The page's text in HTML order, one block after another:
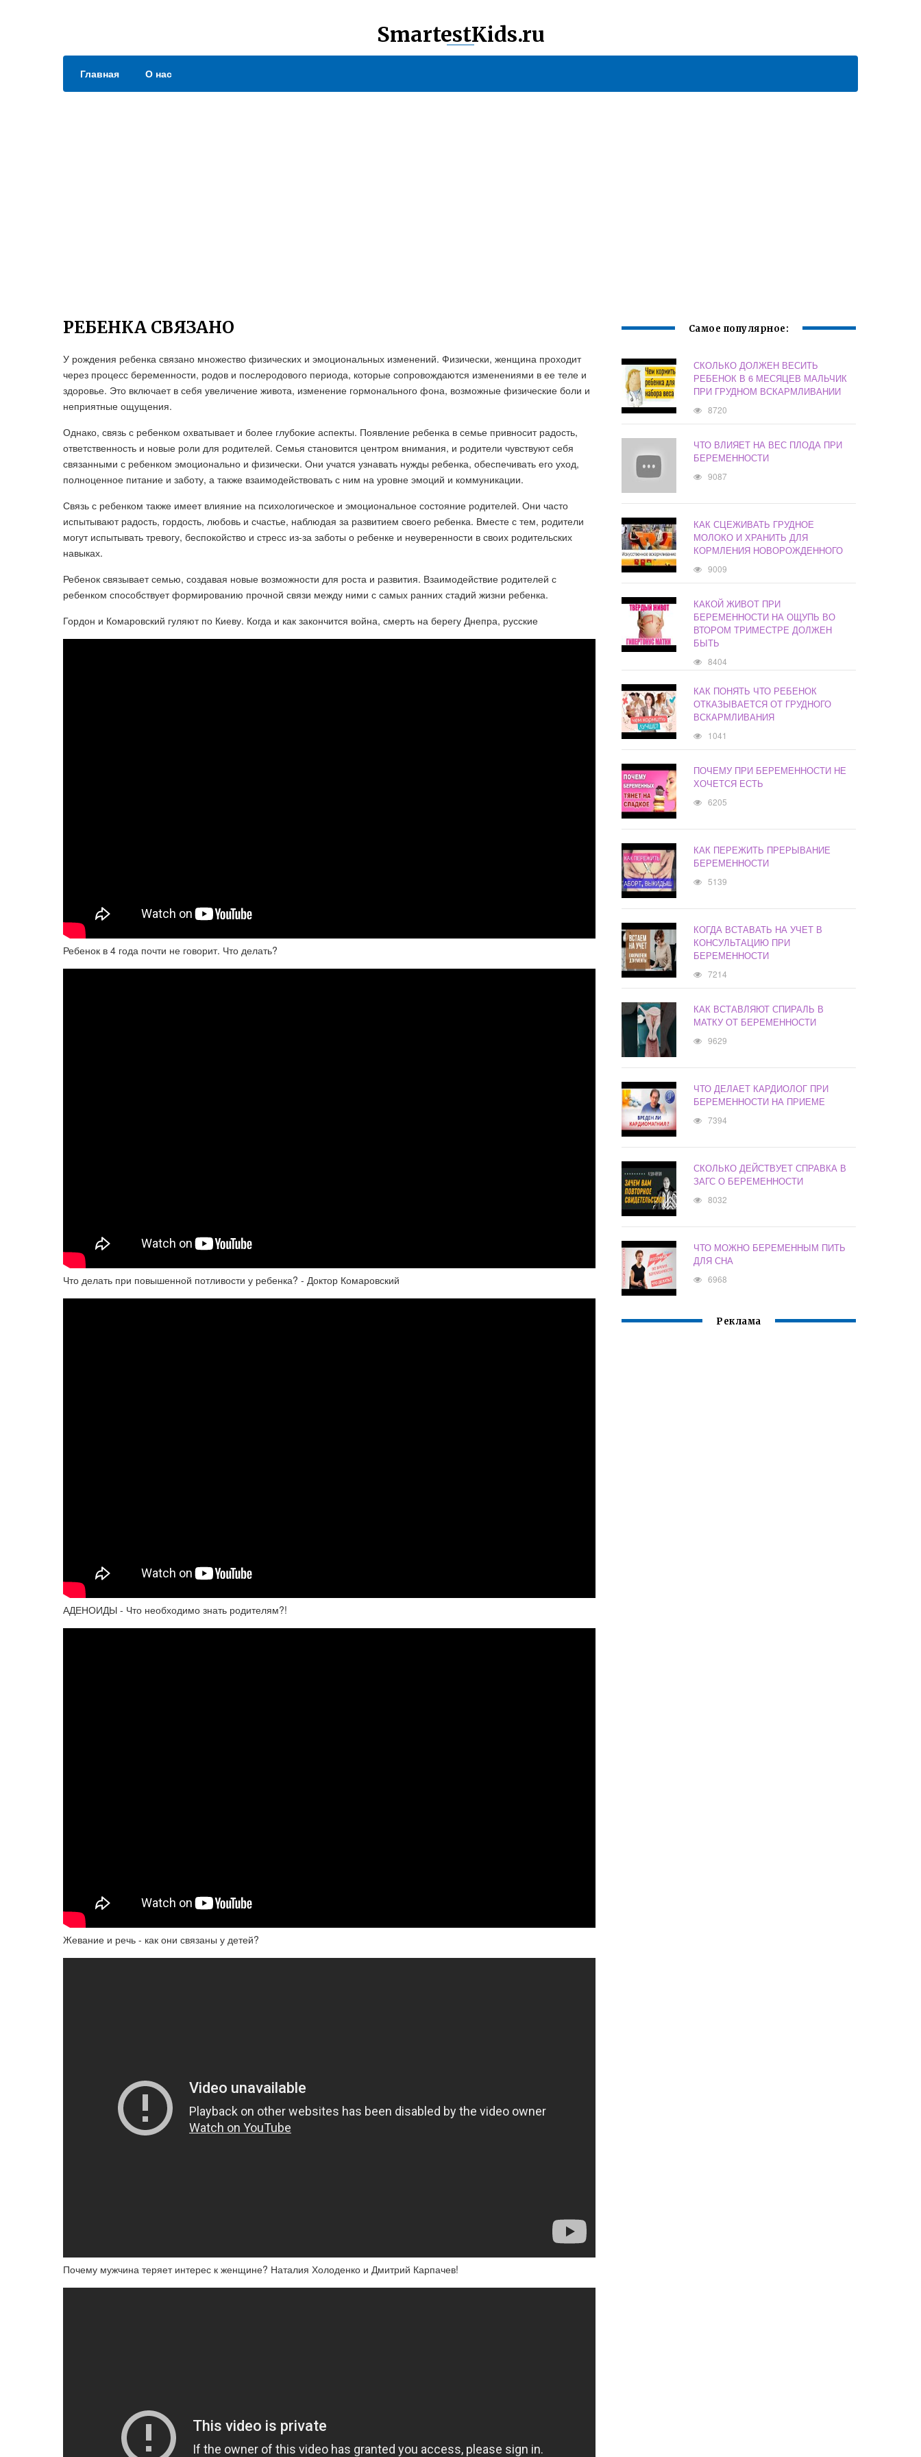
SmartestKids.ru
Главная О нас
РЕБЕНКА СВЯЗАНО
У рождения ребенка связано множество физических и эмоциональных изменений. Физически, женщина проходит
через процесс беременности, родов и послеродового периода, которые сопровождаются изменениями в ее теле и
здоровье. Это включает в себя увеличение живота, изменение гормонального фона, возможные физические боли и
неприятные ощущения.
Однако, связь с ребенком охватывает и более глубокие аспекты. Появление ребенка в семье привносит радость,
ответственность и новые роли для родителей. Семья становится центром внимания, и родители чувствуют себя
связанными с ребенком эмоционально и физически. Они учатся узнавать нужды ребенка, обеспечивать его уход,
полноценное питание и заботу, а также взаимодействовать с ним на уровне эмоций и коммуникации.
Связь с ребенком также имеет влияние на психологическое и эмоциональное состояние родителей. Они часто
испытывают радость, гордость, любовь и счастье, наблюдая за развитием своего ребенка. Вместе с тем, родители
могут испытывать тревогу, беспокойство и стресс из-за заботы о ребенке и неуверенности в своих родительских
навыках.
Ребенок связывает семью, создавая новые возможности для роста и развития. Взаимодействие родителей с
ребенком способствует формированию прочной связи между ними с самых ранних стадий жизни ребенка.
Гордон и Комаровский гуляют по Киеву. Когда и как закончится война, смерть на берегу Днепра, русские
Ребенок в 4 года почти не говорит. Что делать?
Что делать при повышенной потливости у ребенка? - Доктор Комаровский
АДЕНОИДЫ - Что необходимо знать родителям?!
Жевание и речь - как они связаны у детей?
Почему мужчина теряет интерес к женщине? Наталия Холоденко и Дмитрий Карпачев!
Самое популярное:
СКОЛЬКО ДОЛЖЕН ВЕСИТЬ
РЕБЕНОК В 6 МЕСЯЦЕВ МАЛЬЧИК
ПРИ ГРУДНОМ ВСКАРМЛИВАНИИ
8720
ЧТО ВЛИЯЕТ НА ВЕС ПЛОДА ПРИ
БЕРЕМЕННОСТИ
9087
КАК СЦЕЖИВАТЬ ГРУДНОЕ
МОЛОКО И ХРАНИТЬ ДЛЯ
КОРМЛЕНИЯ НОВОРОЖДЕННОГО
9009
КАКОЙ ЖИВОТ ПРИ
БЕРЕМЕННОСТИ НА ОЩУПЬ ВО
ВТОРОМ ТРИМЕСТРЕ ДОЛЖЕН
БЫТЬ
8404
КАК ПОНЯТЬ ЧТО РЕБЕНОК
ОТКАЗЫВАЕТСЯ ОТ ГРУДНОГО
ВСКАРМЛИВАНИЯ
1041
ПОЧЕМУ ПРИ БЕРЕМЕННОСТИ НЕ
ХОЧЕТСЯ ЕСТЬ
6205
КАК ПЕРЕЖИТЬ ПРЕРЫВАНИЕ
БЕРЕМЕННОСТИ
5139
КОГДА ВСТАВАТЬ НА УЧЕТ В
КОНСУЛЬТАЦИЮ ПРИ
БЕРЕМЕННОСТИ
7214
КАК ВСТАВЛЯЮТ СПИРАЛЬ В
МАТКУ ОТ БЕРЕМЕННОСТИ
9629
ЧТО ДЕЛАЕТ КАРДИОЛОГ ПРИ
БЕРЕМЕННОСТИ НА ПРИЕМЕ
7394
СКОЛЬКО ДЕЙСТВУЕТ СПРАВКА В
ЗАГС О БЕРЕМЕННОСТИ
8032
ЧТО МОЖНО БЕРЕМЕННЫМ ПИТЬ
ДЛЯ СНА
6968
Реклама